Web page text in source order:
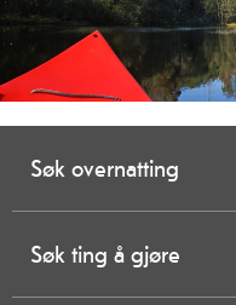
Søk overnatting
Søk ting å gjøre